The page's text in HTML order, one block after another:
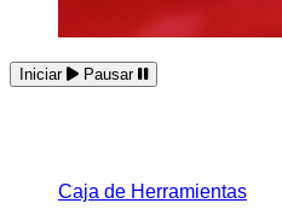
Iniciar Pausar
Caja de Herramientas